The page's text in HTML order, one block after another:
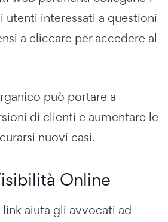
interessati a questioni
a cliccare per accedere al
può portare a
di clienti e aumentare le
nuovi casi.
Online
aiuta gli avvocati ad